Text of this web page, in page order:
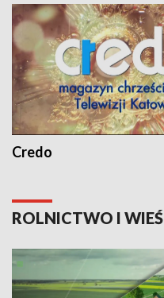
Credo
ROLNICTWO I WIEŚ